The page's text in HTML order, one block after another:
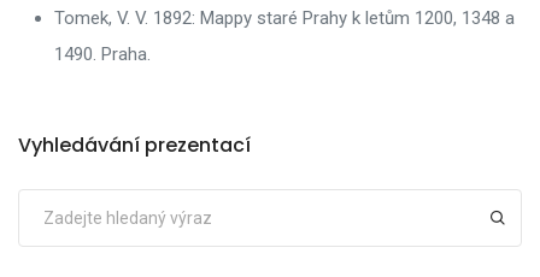
Tomek, V. V. 1892: Mappy staré Prahy k letům 1200, 1348 a
1490. Praha.
Vyhledávání prezentací